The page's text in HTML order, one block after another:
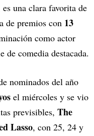
una clara favorita de
de premios con 13
como actor
de comedia destacada.
nominados del año
el miércoles y se vio
previsibles, The
Lasso, con 25, 24 y